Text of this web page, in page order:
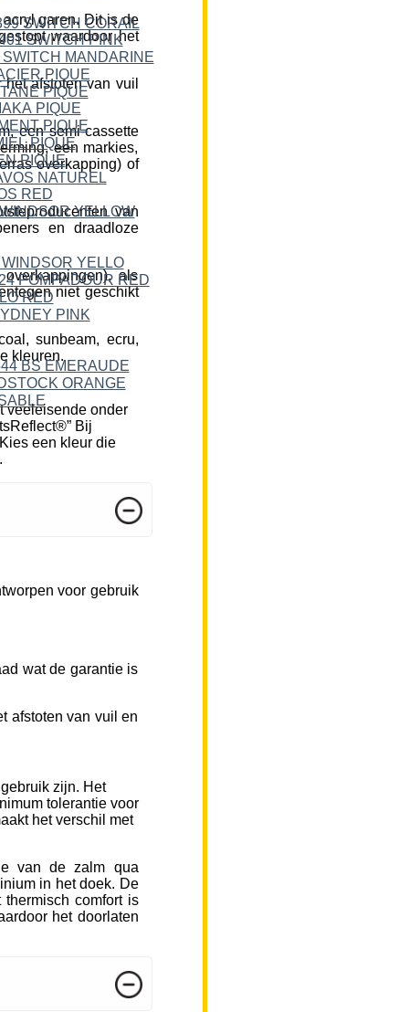
garen. Dit is de
waardoor het
afstoten van vuil
een semi-cassette
een markies,
overkapping) of
van
en draadloze
als
niet geschikt
sunbeam, ecru,
kleuren.
veeleisende onder
Bij
een kleur die
voor gebruik
wat de garantie is
afstoten van vuil en
zijn. Het
tolerantie voor
het verschil met
van de zalm qua
in het doek. De
thermisch comfort is
het doorlaten